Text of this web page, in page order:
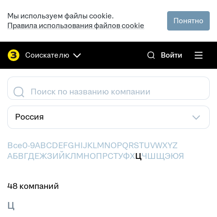
Мы используем файлы cookie.
Правила использования файлов cookie
Понятно
Соискателю Войти
Поиск по названию компании
Россия
Все0-9ABCDEFGHIJKLMNOPQRSTUVWXYZ
АБВГДЕЖЗИЙКЛМНОПРСТУФХЦЧШЩЭЮЯ
48 компаний
Ц